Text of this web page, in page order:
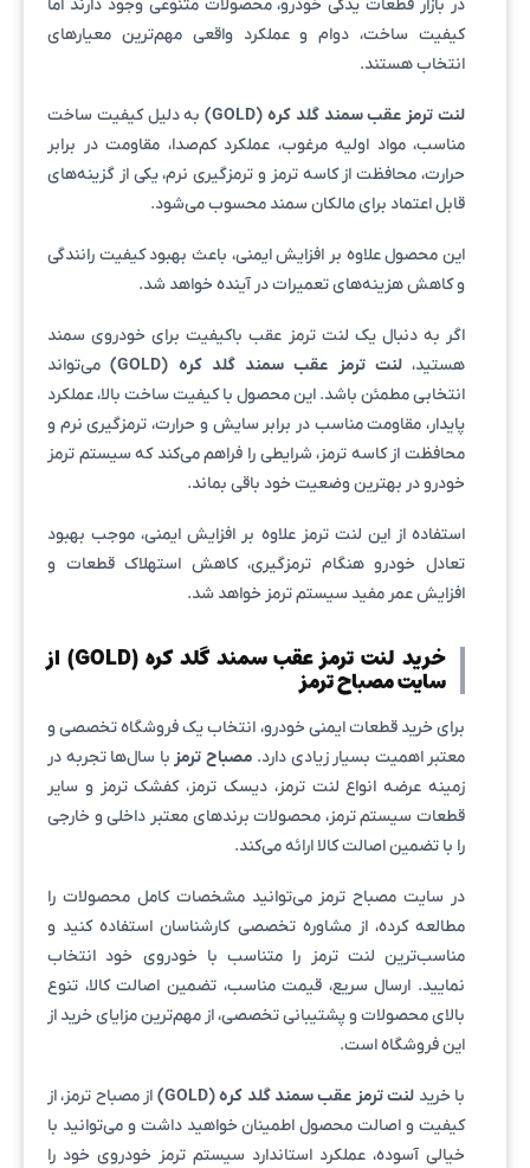
در بازار قطعات یدکی خودرو، محصولات متنوعی وجود دارند اما
کیفیت ساخت، دوام و عملکرد واقعی مهم‌ترین معیارهای
انتخاب هستند.
لنت ترمز عقب سمند گلد کره (GOLD)
به دلیل کیفیت ساخت
مناسب، مواد اولیه مرغوب، عملکرد کم‌صدا، مقاومت در برابر
حرارت، محافظت از کاسه ترمز و ترمزگیری نرم، یکی از گزینه‌های
قابل اعتماد برای مالکان سمند محسوب می‌شود.
این محصول علاوه بر افزایش ایمنی، باعث بهبود کیفیت رانندگی
و کاهش هزینه‌های تعمیرات در آینده خواهد شد.
اگر به دنبال یک لنت ترمز عقب باکیفیت برای خودروی سمند
هستید،لنت ترمز عقب سمند گلد کره (GOLD)
می‌تواند
انتخابی مطمئن باشد. این محصول با کیفیت ساخت بالا، عملکرد
پایدار، مقاومت مناسب در برابر سایش و حرارت، ترمزگیری نرم و
محافظت از کاسه ترمز، شرایطی را فراهم می‌کند که سیستم ترمز
خودرو در بهترین وضعیت خود باقی بماند.
استفاده از این لنت ترمز علاوه بر افزایش ایمنی، موجب بهبود
تعادل خودرو هنگام ترمزگیری، کاهش استهلاک قطعات و
افزایش عمر مفید سیستم ترمز خواهد شد.
خرید لنت ترمز عقب سمند گلد کره (GOLD) از
سایت مصباح ترمز
برای خرید قطعات ایمنی خودرو، انتخاب یک فروشگاه تخصصی و
معتبر اهمیت بسیار زیادی دارد. مصباح ترمز با سال‌ها تجربه در
زمینه عرضه انواع لنت ترمز، دیسک ترمز، کفشک ترمز و سایر
قطعات سیستم ترمز، محصولات برندهای معتبر داخلی و خارجی
را با تضمین اصالت کالا ارائه می‌کند.
در سایت مصباح ترمز می‌توانید مشخصات کامل محصولات را
مطالعه کرده، از مشاوره تخصصی کارشناسان استفاده کنید و
مناسب‌ترین لنت ترمز را متناسب با خودروی خود انتخاب
نمایید. ارسال سریع، قیمت مناسب، تضمین اصالت کالا، تنوع
بالای محصولات و پشتیبانی تخصصی، از مهم‌ترین مزایای خرید از
این فروشگاه است.
با خرید لنت ترمز عقب سمند گلد کره (GOLD)
از مصباح ترمز، از
کیفیت و اصالت محصول اطمینان خواهید داشت و می‌توانید با
خیالی آسوده، عملکرد استاندارد سیستم ترمز خودروی خود را